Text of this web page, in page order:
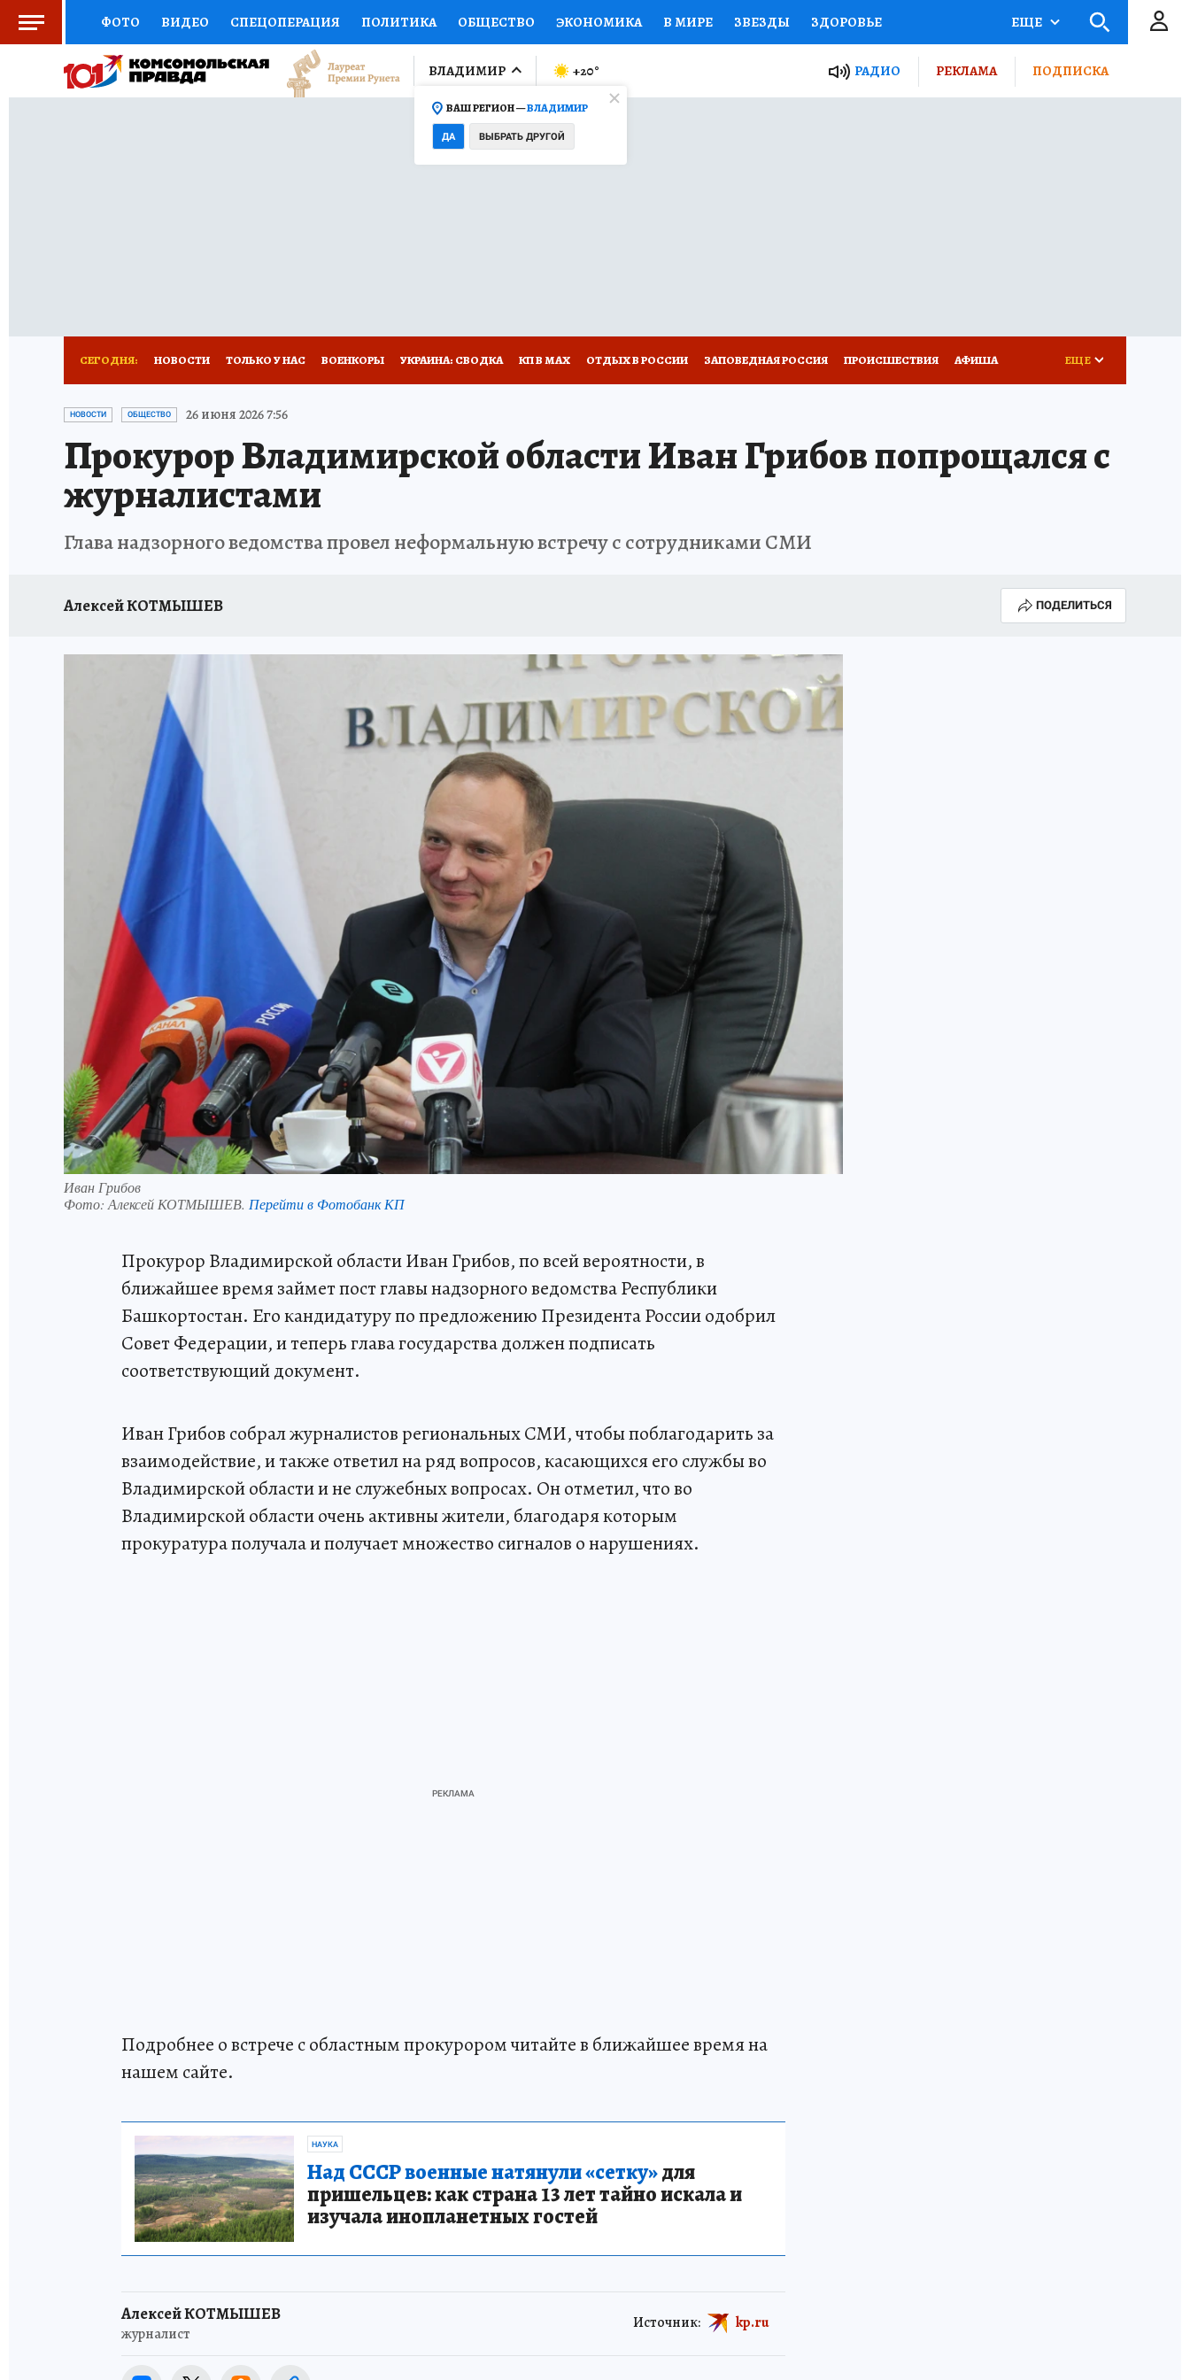
ФОТО ВИДЕО СПЕЦОПЕРАЦИЯ ПОЛИТИКА ОБЩЕСТВО ЭКОНОМИКА В МИРЕ ЗВЕЗДЫ ЗДОРОВЬЕ
СОЦПОДДЕРЖКА НАУКА СПОРТ КОЛУМНИСТЫ ПРОИСШЕСТВИЯ НАЦИОНАЛЬНЫЕ ПРОЕКТЫ РОССИИ
ОТКРЫВАЕМ МИР Я ЗНАЮ
ПРОМОКОДЫ СЕРИАЛЫ
ЕЩЕ
ВЛАДИМИР
ВАШ РЕГИОН —ВЛАДИМИР
ДА ВЫБРАТЬ ДРУГОЙ
+20° РАДИО РЕКЛАМА ПОДПИСКА
СЕГОДНЯ: НОВОСТИ ТОЛЬКО У НАС ВОЕНКОРЫ УКРАИНА: СВОДКА КП В МАХ ОТДЫХ В РОССИИ ЗАПОВЕДНАЯ РОССИЯ ПРОИСШЕСТВИЯ АФИША
ИСПЫТАНО НА СЕБЕ
ЕЩЕ
НОВОСТИ ОБЩЕСТВО 26 июня 2026 7:56
Прокурор Владимирской области Иван Грибов попрощался с
журналистами
Глава надзорного ведомства провел неформальную встречу с сотрудниками СМИ
Алексей КОТМЫШЕВ ПОДЕЛИТЬСЯ
Иван Грибов
Фото: Алексей КОТМЫШЕВ. Перейти в Фотобанк КП
Прокурор Владимирской области Иван Грибов, по всей вероятности, в
ближайшее время займет пост главы надзорного ведомства Республики
Башкортостан. Его кандидатуру по предложению Президента России одобрил
Совет Федерации, и теперь глава государства должен подписать
соответствующий документ.
Иван Грибов собрал журналистов региональных СМИ, чтобы поблагодарить за
взаимодействие, и также ответил на ряд вопросов, касающихся его службы во
Владимирской области и не служебных вопросах. Он отметил, что во
Владимирской области очень активны жители, благодаря которым
прокуратура получала и получает множество сигналов о нарушениях.
Подробнее о встрече с областным прокурором читайте в ближайшее время на
нашем сайте.
НАУКА
Над СССР военные натянули «сетку»для
пришельцев: как страна 13 лет тайно искала и
изучала инопланетных гостей
Алексей КОТМЫШЕВ
журналист
Источник: kp.ru